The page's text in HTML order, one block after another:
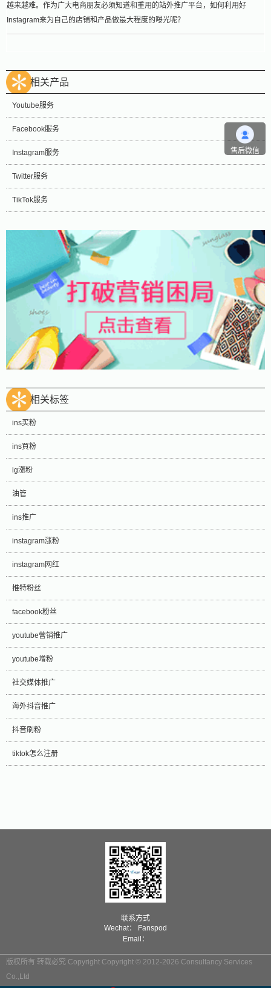
越来越难。作为广大电商朋友必须知道和重用的站外推广平台，如何利用好
Instagram来为自己的店铺和产品做最大程度的曝光呢？
相关产品
Youtube服务
Facebook服务
Instagram服务
Twitter服务
TikTok服务
相关标签
ins买粉
ins買粉
ig漲粉
油管
ins推广
instagram涨粉
instagram网红
推特粉丝
facebook粉丝
youtube营销推广
youtube增粉
社交媒体推广
海外抖音推广
抖音刷粉
tiktok怎么注册
联系方式
Wechat： Fanspod
Email：
版权所有 转载必究 Copyright Copyright © 2012-2026 Consultancy Services
Co.,Ltd
售后微信